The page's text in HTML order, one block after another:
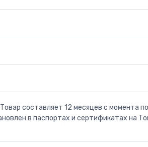
составляет 12 месяцев с момента
в паспортах и сертификатах на